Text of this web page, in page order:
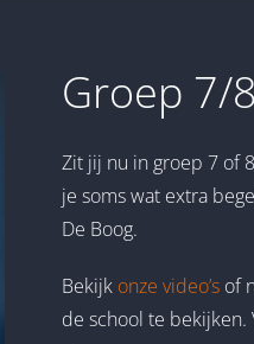
Groep 7/8
Zit jij nu in groep 7 of
je soms wat extra
De Boog.
Bekijk onze video’sof
de school te bekijken.